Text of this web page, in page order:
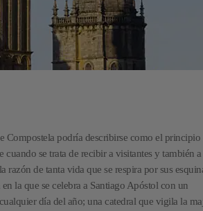
Compostela podría describirse como el
se trata de recibir a visitantes y también a
razón de tanta vida que se respira por sus
la que se celebra a Santiago Apóstol con un
día del año; una catedral que vigila la